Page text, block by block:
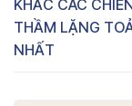
KHẮC CÁC
THẦM LẶNG
NHẤT